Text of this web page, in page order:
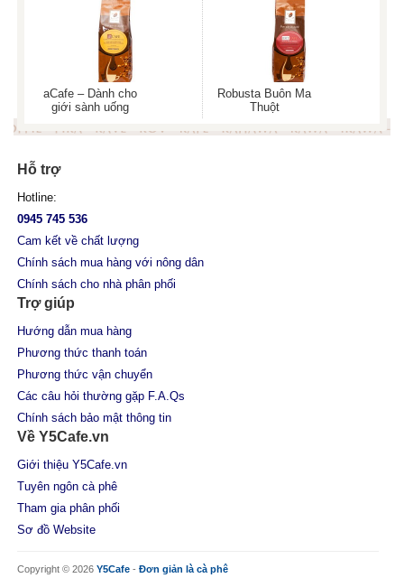
aCafe – Dành cho
giới sành uống
Robusta Buôn Ma
Thuột
Hỗ trợ
Hotline:
0945 745 536
Cam kết về chất lượng
Chính sách mua hàng với nông dân
Chính sách cho nhà phân phối
Trợ giúp
Hướng dẫn mua hàng
Phương thức thanh toán
Phương thức vận chuyển
Các câu hỏi thường gặp F.A.Qs
Chính sách bảo mật thông tin
Về Y5Cafe.vn
Giới thiệu Y5Cafe.vn
Tuyên ngôn cà phê
Tham gia phân phối
Sơ đồ Website
Copyright © 2026Y5Cafe -Đơn giản là cà phê